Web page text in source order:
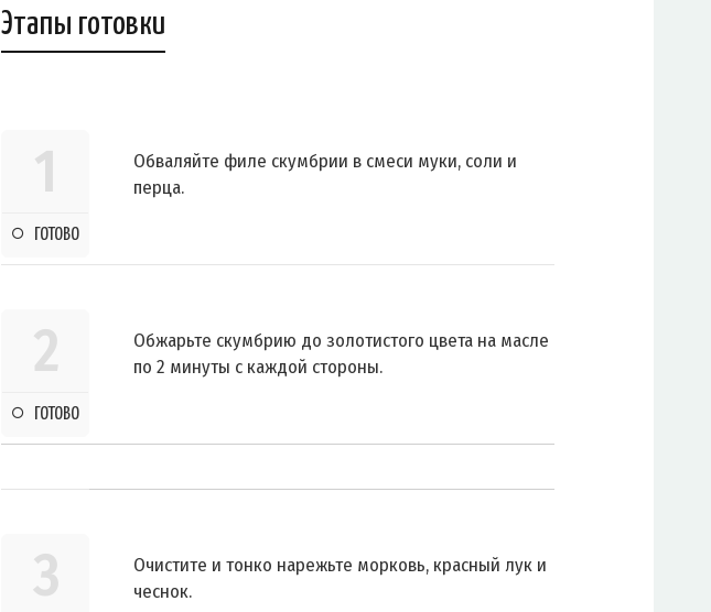
Этапы готовки
1
ГОТОВО
Обваляйте филе скумбрии в смеси муки, соли и
перца.
2
ГОТОВО
Обжарьте скумбрию до золотистого цвета на масле
по 2 минуты с каждой стороны.
3
Очистите и тонко нарежьте морковь, красный лук и
чеснок.